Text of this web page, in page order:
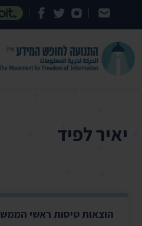
דילוג לתוכן העמוד
יאיר לפיד
הוצאות טיסות ראשי